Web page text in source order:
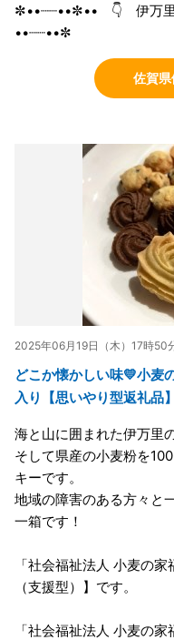
✼••┈┈••✼•• 👇 伊万
••┈┈••✼
佐賀
2025年06月19日（木）17時50
どこか懐かしい味💛小麦
入り【思いやり型返礼品】
海と山に囲まれた伊万里
そして県産の小麦粉を
キーです。
地域の障害のある方々と
一箱です！
「社会福祉法人 小麦の
（支援型）】です。
「社会福祉法人 小麦の